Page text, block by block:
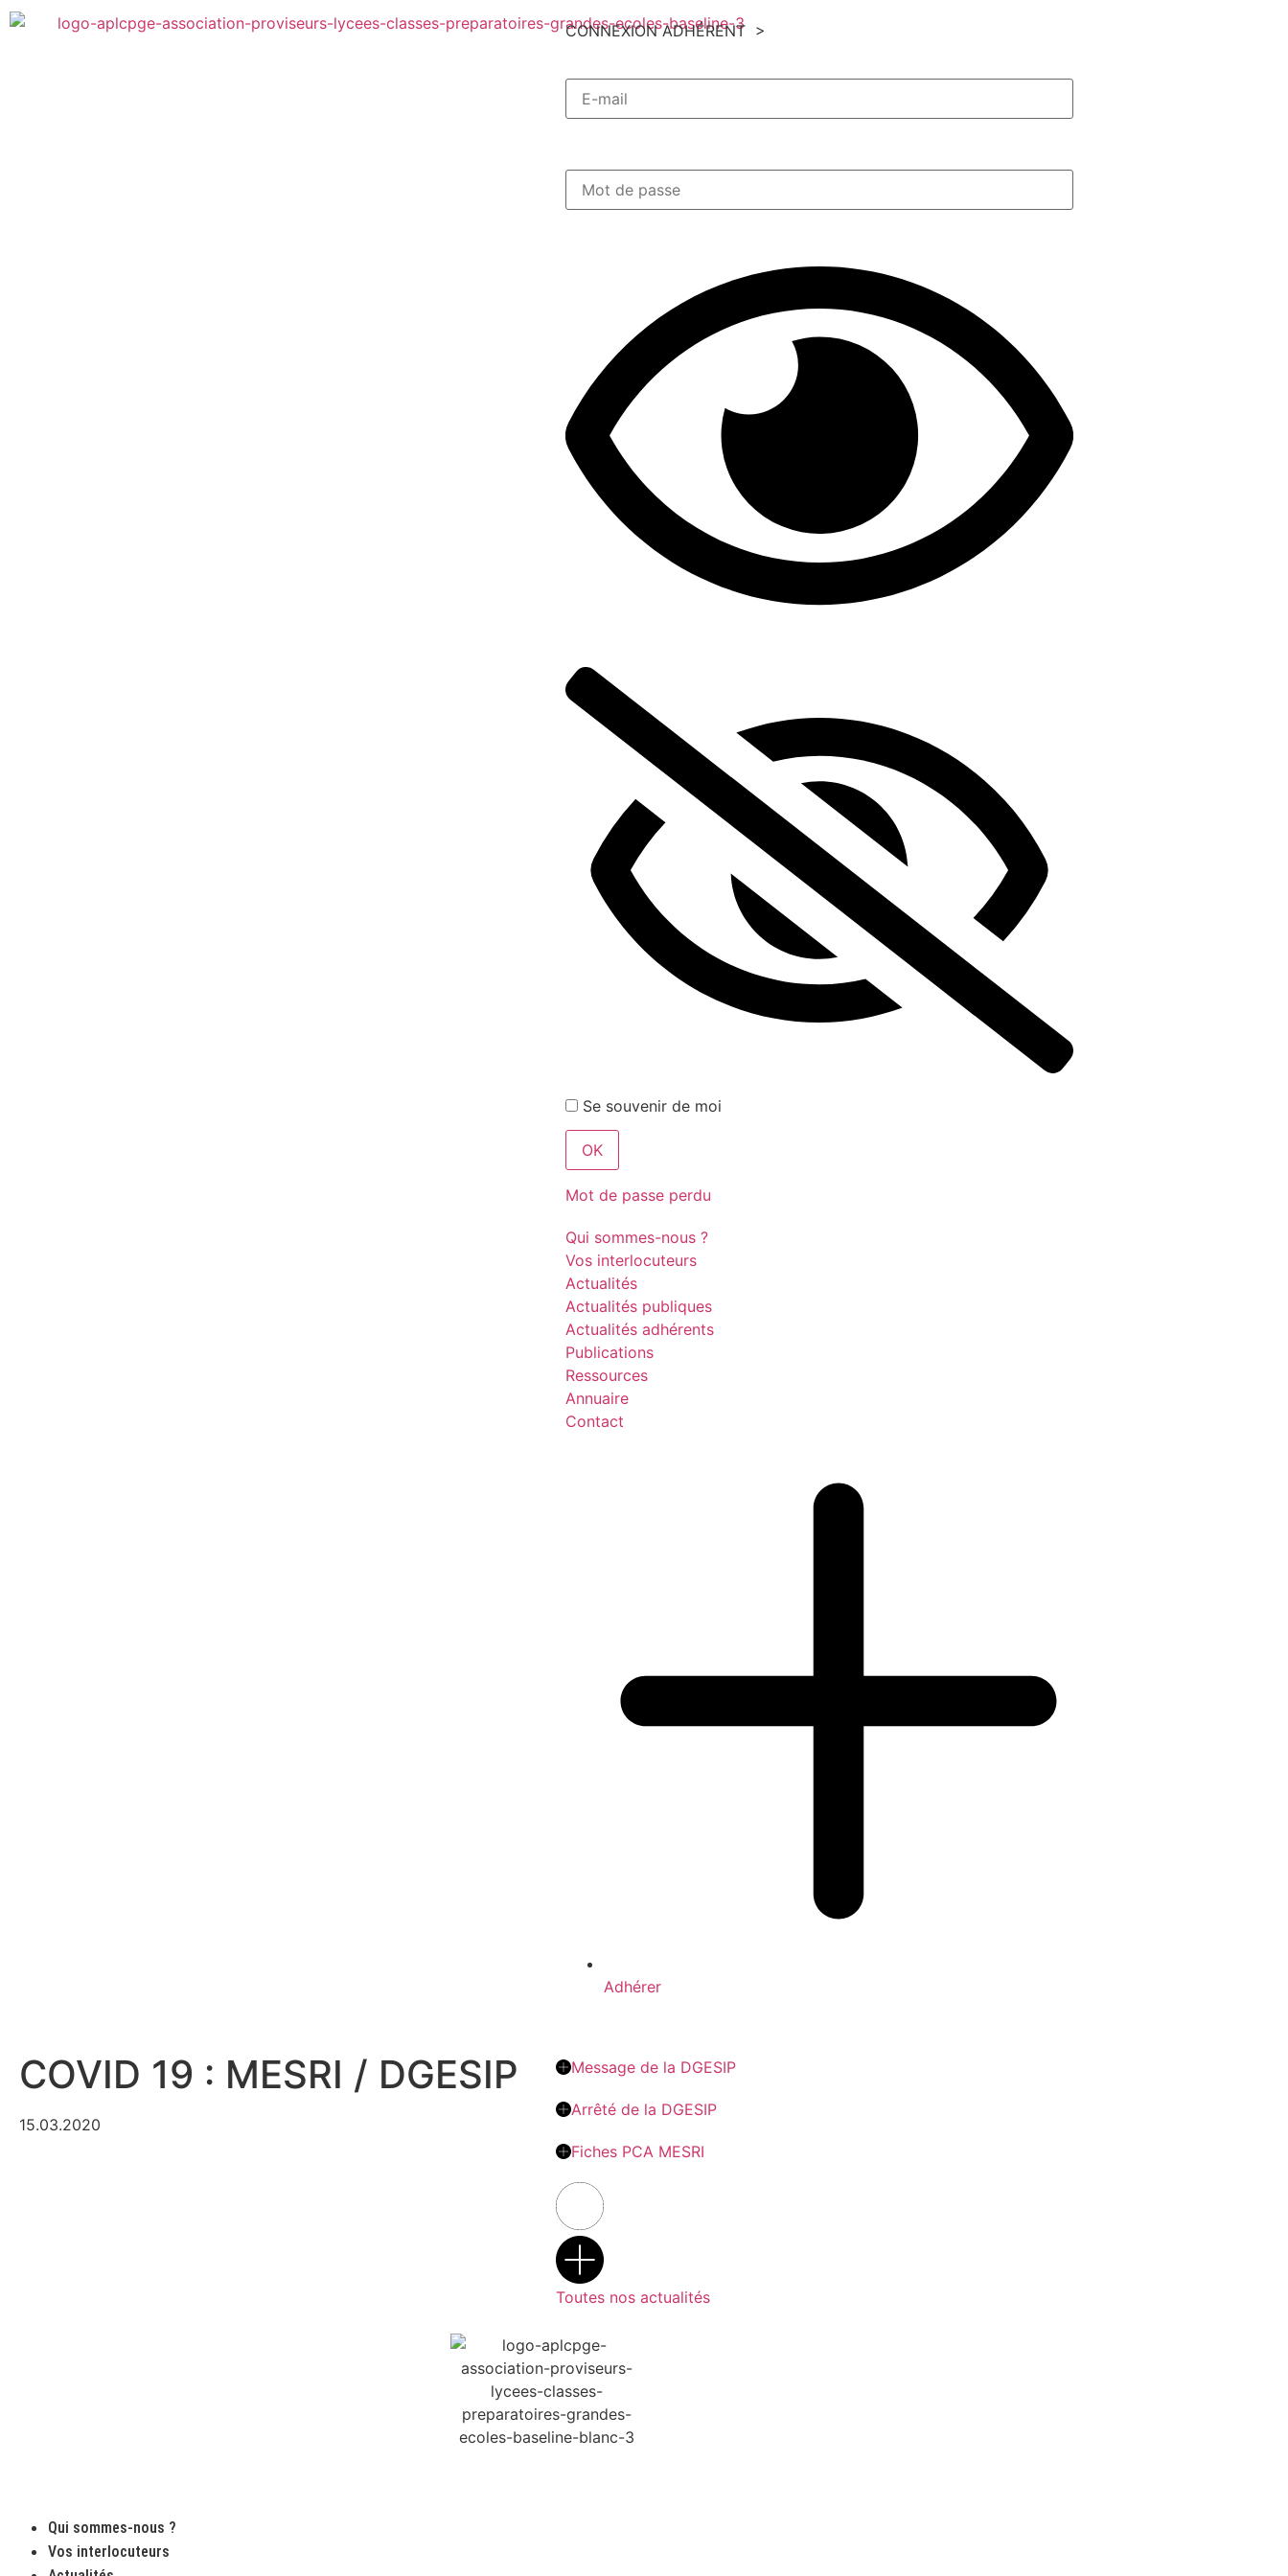
CONNEXION ADHÉRENT >
Se souvenir de moi
Mot de passe perdu
Qui sommes-nous ?
Vos interlocuteurs
Actualités
Actualités publiques
Actualités adhérents
Publications
Ressources
Annuaire
Contact
Adhérer
COVID 19 : MESRI / DGESIP
15.03.2020
Message de la DGESIP
Arrêté de la DGESIP
Fiches PCA MESRI
Toutes nos actualités
Qui sommes-nous ?
Vos interlocuteurs